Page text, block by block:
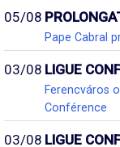
05/08
Pape Cabral
03/08 LIGUE
Ferencváros
Conférence
03/08 LIGUE